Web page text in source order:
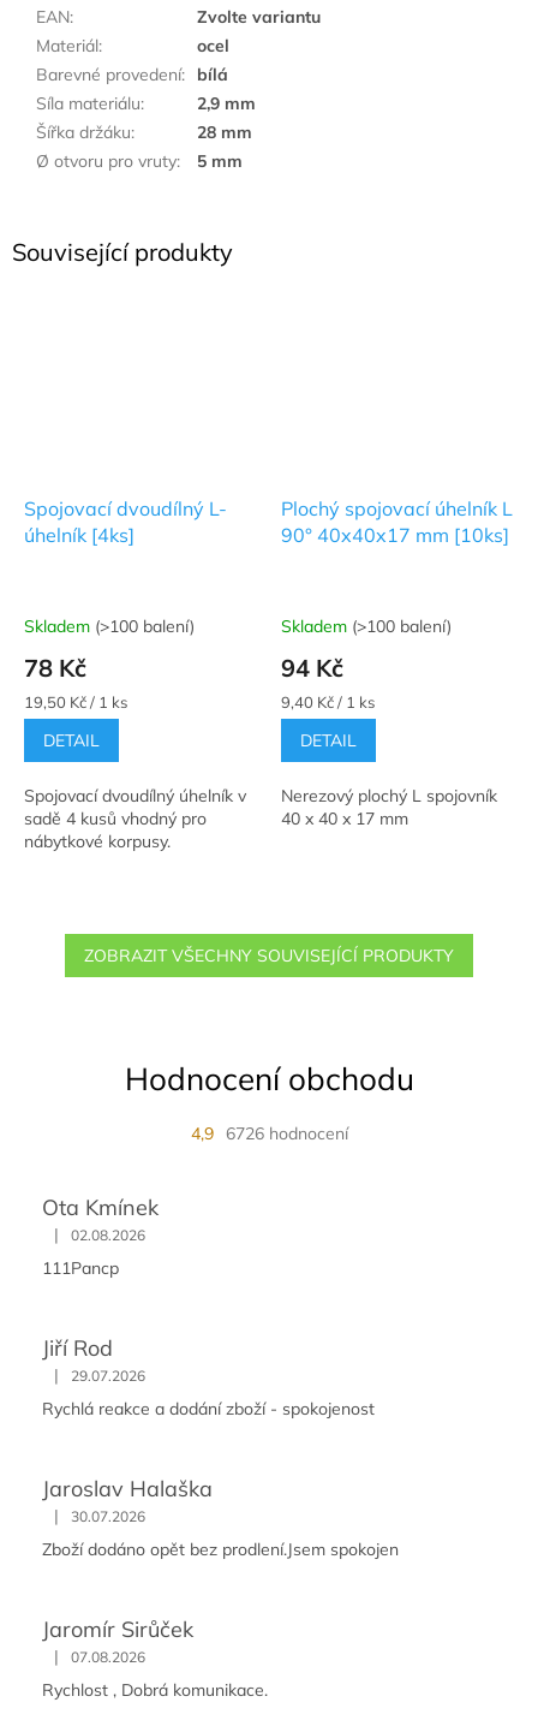
Související produkty
Spojovací dvoudílný L-
úhelník [4ks]
Průměrné
hodnocení
produktu
je
5,0
5
hvězdiček.
Skladem (>100 balení)
78 Kč
Měrná
cena:
19,50 Kč / 1 ks
DETAIL
Spojovací dvoudílný úhelník v
sadě 4 kusů vhodný pro
nábytkové korpusy.
Plochý spojovací úhelník L
90° 40x40x17 mm [10ks]
Průměrné
hodnocení
produktu
je
5,0
5
hvězdiček.
Skladem (>100 balení)
94 Kč
Měrná
cena:
9,40 Kč / 1 ks
DETAIL
Nerezový plochý L spojovník
40 x 40 x 17 mm
ZOBRAZIT VŠECHNY SOUVISEJÍCÍ PRODUKTY
EAN:
Zvolte variantu
Materiál:
ocel
Barevné provedení:
bílá
Síla materiálu:
2,9 mm
Šířka držáku:
28 mm
Ø otvoru pro vruty: 5 mm
Hodnocení obchodu
4,9 6726 hodnocení
Ota Kmínek
| 02.08.2026
111Pancp
Jiří Rod
| 29.07.2026
Rychlá reakce a dodání zboží - spokojenost
Jaroslav Halaška
| 30.07.2026
Zboží dodáno opět bez prodlení.Jsem spokojen
Jaromír Sirůček
| 07.08.2026
Rychlost , Dobrá komunikace.